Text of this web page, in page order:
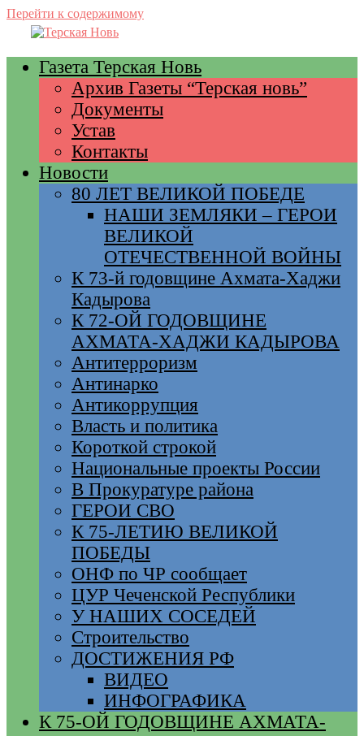
Перейти к содержимому
Газета Терская Новь
Архив Газеты “Терская новь”
Документы
Устав
Контакты
Новости
80 ЛЕТ ВЕЛИКОЙ ПОБЕДЕ
НАШИ ЗЕМЛЯКИ – ГЕРОИ
ВЕЛИКОЙ
ОТЕЧЕСТВЕННОЙ ВОЙНЫ
К 73-й годовщине Ахмата-Хаджи
Кадырова
К 72-ОЙ ГОДОВЩИНЕ
АХМАТА-ХАДЖИ КАДЫРОВА
Антитерроризм
Антинарко
Антикоррупция
Власть и политика
Короткой строкой
Национальные проекты России
В Прокуратуре района
ГЕРОИ СВО
К 75-ЛЕТИЮ ВЕЛИКОЙ
ПОБЕДЫ
ОНФ по ЧР сообщает
ЦУР Чеченской Республики
У НАШИХ СОСЕДЕЙ
Строительство
ДОСТИЖЕНИЯ РФ
ВИДЕО
ИНФОГРАФИКА
К 75-ОЙ ГОДОВЩИНЕ АХМАТА-